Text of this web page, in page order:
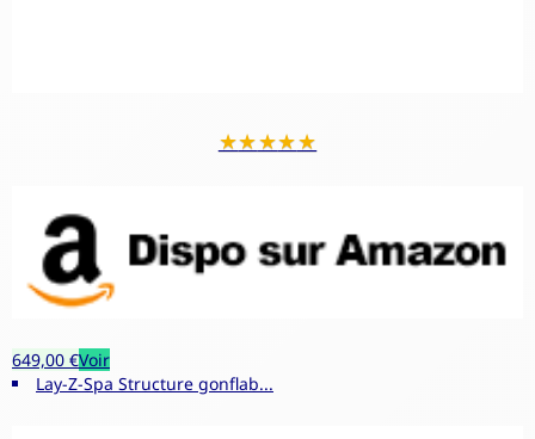
★★★★★
649,00 €Voir
Lay-Z-Spa Structure gonflab...